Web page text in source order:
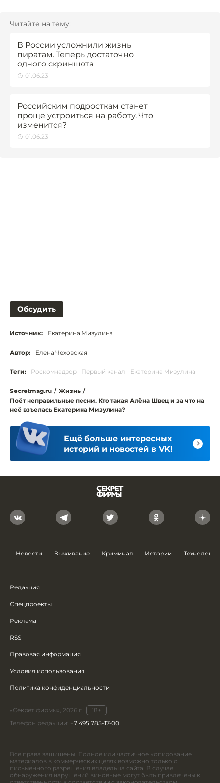
Читайте на тему:
В России усложнили жизнь
пиратам. Теперь достаточно
одного скриншота
01.06.23
Российским подросткам станет
проще устроиться на работу. Что
изменится?
01.06.23
Обсудить
Источник: Екатерина Мизулина
Автор: Елена Чеховская
Теги: Роскомнадзор Первый канал Екатерина Мизулина
Secretmag.ru / Жизнь /
Поёт неправильные песни. Кто такая Алёна Швец и за что на
неё взъелась Екатерина Мизулина?
Ещё больше интересных
историй и новостей в VK!
Новости Выживание Криминал Истории Технологии
Редакция
Спецпроекты
Реклама
RSS
Правовая информация
Условия использования
Политика конфиденциальности
«Секрет фирмы», 2026 г.
18+
Телефон редакции: +7 495 785-17-00
Все права защищены. Полное или частичное копирование
материалов в коммерческих целях возможно только с
письменного разрешения владельца сайта. В случае
обнаружения нарушений виновные могут быть привлечены к